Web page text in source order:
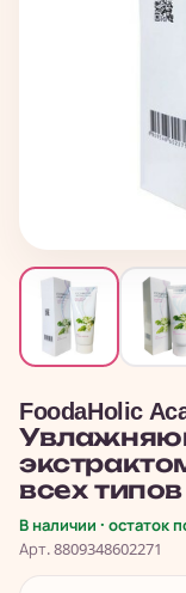
FoodaHolic
всех
В наличии · остаток
Арт. 8809348602271